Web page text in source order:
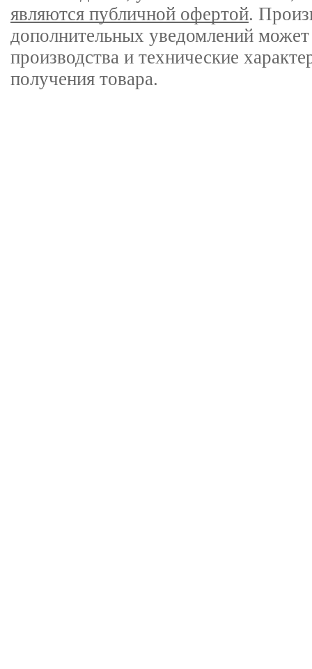
являются публичной офертой.
дополнительных уведомлений
производства и технические
получения товара.